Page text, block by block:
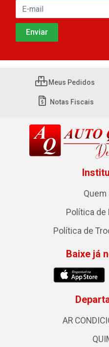
Meus Pedidos
Notas Fiscais
Quem
Política de
Política de
Baixe já
AR